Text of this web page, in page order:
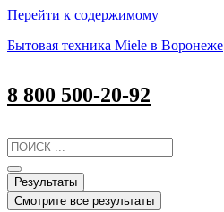
Перейти к содержимому
Бытовая техника Miele в Воронеже
8 800 500-20-92
Результаты
Смотрите все результаты